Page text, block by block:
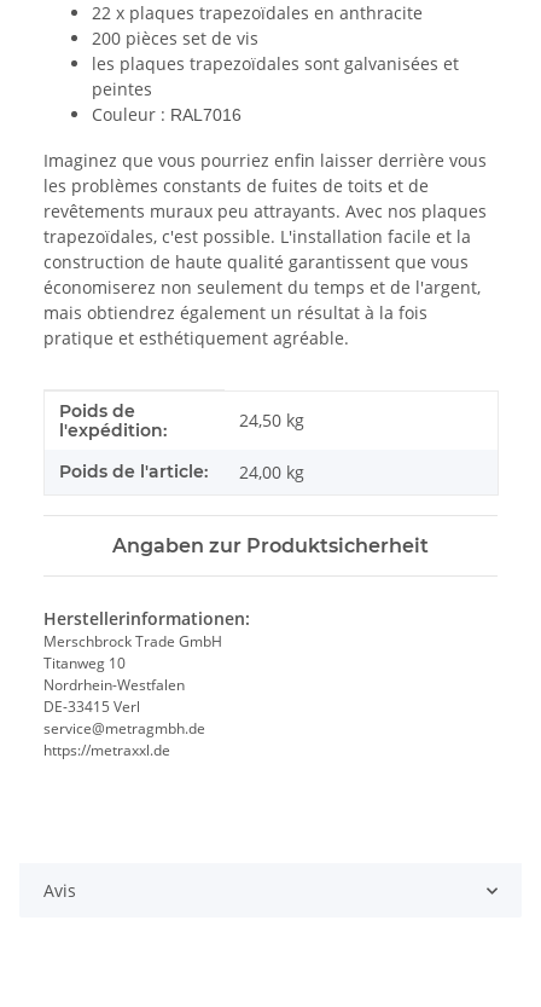
22 x plaques trapezoïdales en anthracite
200 pièces set de vis
les plaques trapezoïdales sont galvanisées et
peintes
Couleur : RAL7016
Imaginez que vous pourriez enfin laisser derrière vous
les problèmes constants de fuites de toits et de
revêtements muraux peu attrayants. Avec nos plaques
trapezoïdales, c'est possible. L'installation facile et la
construction de haute qualité garantissent que vous
économiserez non seulement du temps et de l'argent,
mais obtiendrez également un résultat à la fois
pratique et esthétiquement agréable.
#productDetails.itemInformation#
#productDetails.itemValue#
Poids de
l'expédition:
24,50 kg
Poids de l'article: 24,00 kg
Angaben zur Produktsicherheit
Herstellerinformationen:
Merschbrock Trade GmbH
Titanweg 10
Nordrhein-Westfalen
DE-33415 Verl
service@metragmbh.de
https://metraxxl.de
Avis